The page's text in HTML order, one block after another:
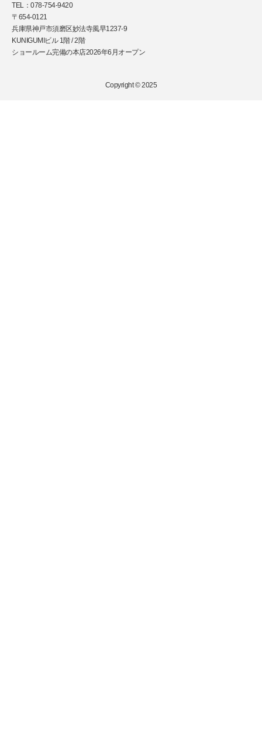
TEL：078-754-9420
〒654-0121
兵庫県神戸市須磨区妙法寺風早1237-9
KUNIGUMIビル 1階 / 2階
ショールーム完備の本店2026年6月オープン
Copyright © 2025